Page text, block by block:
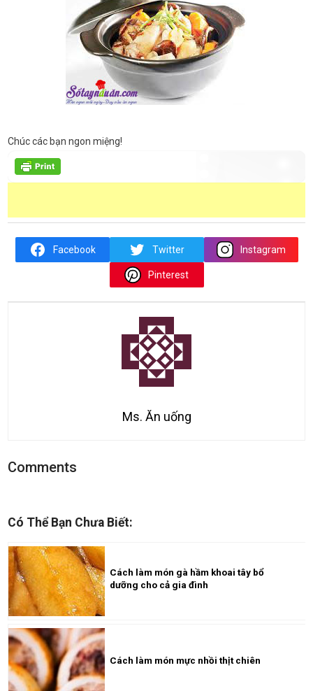
Chúc các bạn ngon miệng!
Facebook Twitter Instagram
Pinterest
Ms. Ăn uống
Comments
Có Thể Bạn Chưa Biết:
Cách làm món gà hầm khoai tây bổ
dưỡng cho cả gia đình
Cách làm món mực nhồi thịt chiên